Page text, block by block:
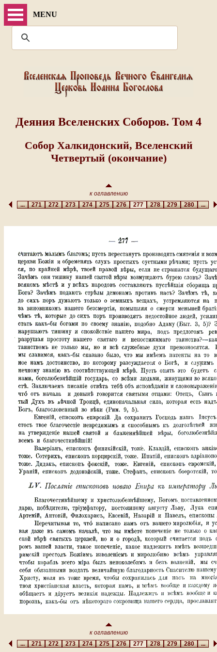
MENU
Деяния Вселенских Соборов. Том 4
Собор Халкидонский, Вселенский
Четвертый (окончание)
к оглавлению
...271272273274275276 277 278279280...
к оглавлению
...271272273274275276 277 278279280...